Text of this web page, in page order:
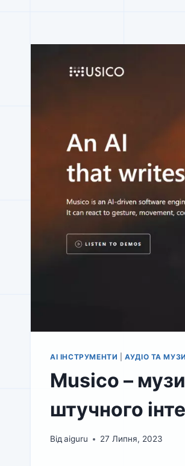
AI ІНСТРУМЕНТИ |АУДІО ТА
Musico –
штучного
Від aiguru 27 Липня, 2023